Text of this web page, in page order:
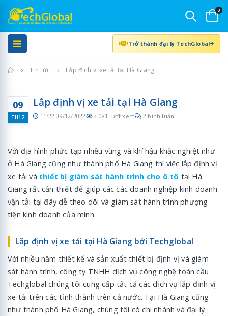
0
Trở thành đại lý TechGlobal
Trang chủ
Tin tức Lắp định vị xe tải tại Hà Giang
09
TH12
Lắp định vị xe tải tại Hà Giang
11:22 09/12/2022 3.081 lượt xem 2 bình luận
Với địa hình phức tạp nhiều vùng và khí hậu khắc nghiệt như
ở Hà Giang cũng như thành phố Hà Giang thì việc lắp định vị
xe tải và thiết bị giám sát hành trình cho ô tô tại Hà
Giang rất cần thiết để giúp các các doanh nghiệp kinh doanh
vận tải tại đây dễ theo dõi và giám sát hành trình phượng
tiện kinh doanh của mình.
Lắp định vị xe tải tại Hà Giang bởi Techglobal
Với nhiều năm thiết kế và sản xuất thiết bị định vị và giám
sát hành trình, công ty TNHH dịch vụ công nghệ toàn cầu
Techglobal chúng tôi cung cấp tất cả các dịch vụ lắp định vị
xe tải trên các tỉnh thành trên cả nước. Tại Hà Giang cũng
như thành phố Hà Giang, chúng tôi có chi nhánh và đại lý